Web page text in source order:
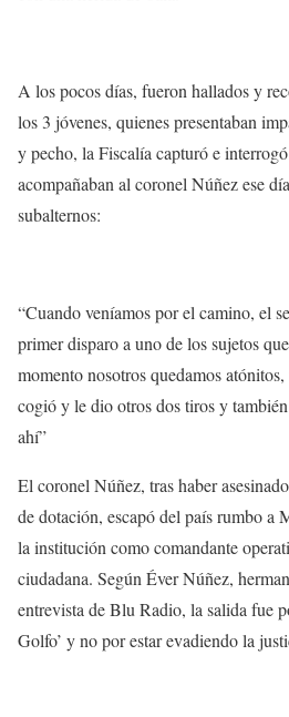
A los pocos días, fueron hallados y
los 3 jóvenes, quienes presentaban
y pecho, la Fiscalía capturó e
acompañaban al coronel Núñez ese
subalternos:
“Cuando veníamos por el camino, el
primer disparo a uno de los sujetos
momento nosotros quedamos
cogió y le dio otros dos tiros y
ahí”
El coronel Núñez, tras haber
de dotación, escapó del país rumbo a
la institución como comandante
ciudadana. Según Éver Núñez,
entrevista deBlu Radio, la salida fue
Golfo’ y no por estar evadiendo la